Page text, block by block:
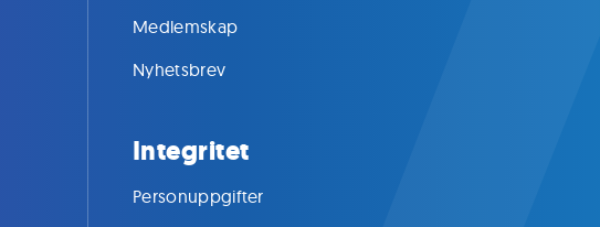
Medlemskap
Nyhetsbrev
Integritet
Personuppgifter